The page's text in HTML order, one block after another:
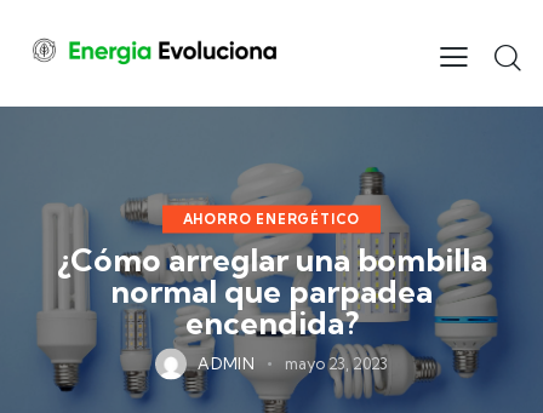
AHORRO ENERGÉTICO
¿Cómo arreglar una bombilla
normal que parpadea
encendida?
ADMIN mayo 23, 2023